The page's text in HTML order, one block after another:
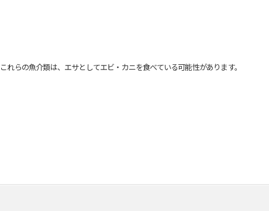
らの魚介類は、エサとしてエビ・カニを食べている可能性があります。